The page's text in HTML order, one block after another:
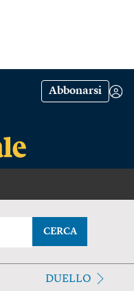
Abbonarsi
CERCA
DUELLO